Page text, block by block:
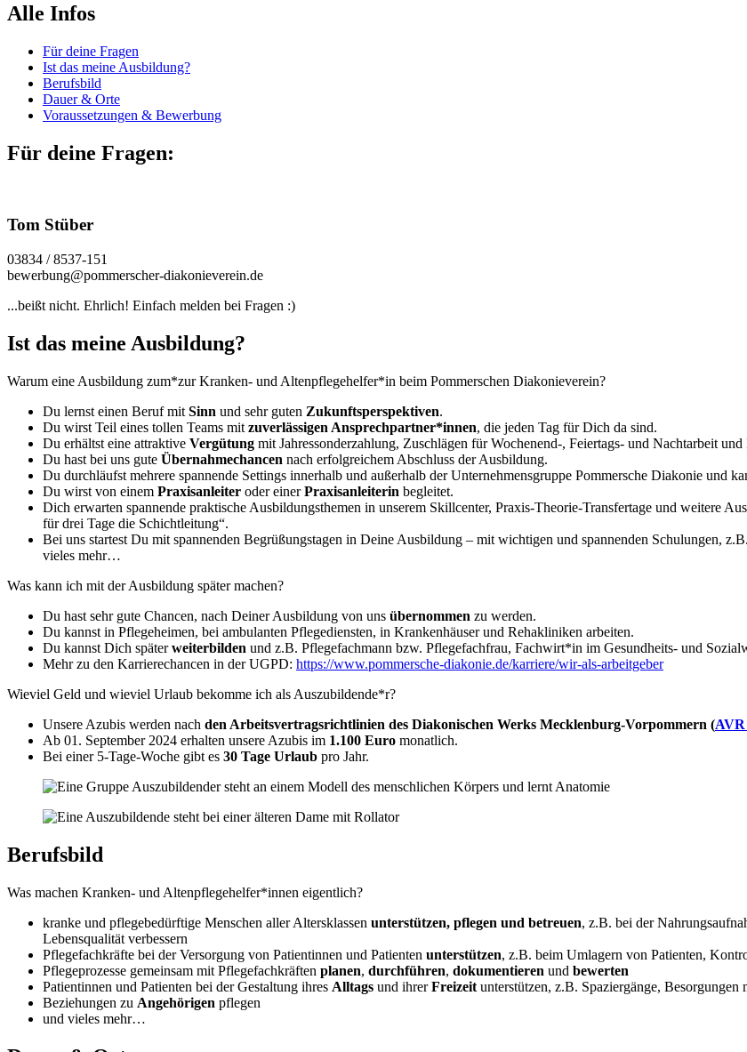
Alle Infos
Für deine Fragen
Ist das meine Ausbildung?
Berufsbild
Dauer & Orte
Voraussetzungen & Bewerbung
Für deine Fragen:
Tom Stüber
03834 / 8537-151
bewerbung@pommerscher-diakonieverein.de
...beißt nicht. Ehrlich! Einfach melden bei Fragen :)
Ist das meine Ausbildung?
Warum eine Ausbildung zum*zur Kranken- und Altenpflegehelfer*in beim Pommerschen Diakonieverein?
Du lernst einen Beruf mit Sinn und sehr guten Zukunftsperspektiven.
Du wirst Teil eines tollen Teams mit zuverlässigen Ansprechpartner*innen, die jeden Tag für Dich da sind.
Du erhältst eine attraktive Vergütung mit Jahressonderzahlung, Zuschlägen für Wochenend-, Feiertags- und Nachtarbeit
Du hast bei uns gute Übernahmechancen nach erfolgreichem Abschluss der Ausbildung.
Du durchläufst mehrere spannende Settings innerhalb und außerhalb der Unternehmensgruppe Pommersche Diakonie und
Du wirst von einem Praxisanleiter oder einerPraxisanleiterin begleitet.
Dich erwarten spannende praktische Ausbildungsthemen in unserem Skillcenter, Praxis-Theorie-Transfertage und weitere
für drei Tage die Schichtleitung“.
Bei uns startest Du mit spannenden Begrüßungstagen in Deine Ausbildung – mit wichtigen und spannenden Schulungen,
vieles mehr…
Was kann ich mit der Ausbildung später machen?
Du hast sehr gute Chancen, nach Deiner Ausbildung von uns übernommen zu werden.
Du kannst in Pflegeheimen, bei ambulanten Pflegediensten, in Krankenhäuser und Rehakliniken arbeiten.
Du kannst Dich späterweiterbilden und z.B. Pflegefachmann bzw. Pflegefachfrau, Fachwirt*in im Gesundheits- und
Mehr zu den Karrierechancen in der UGPD: https://www.pommersche-diakonie.de/karriere/wir-als-arbeitgeber
Wieviel Geld und wieviel Urlaub bekomme ich als Auszubildende*r?
Unsere Azubis werden nach den Arbeitsvertragsrichtlinien des Diakonischen Werks Mecklenburg-Vorpommern (
Ab 01. September 2024 erhalten unsere Azubis im 1.100 Euro monatlich.
Bei einer 5-Tage-Woche gibt es 30 Tage Urlaub pro Jahr.
Berufsbild
Was machen Kranken- und Altenpflegehelfer*innen eigentlich?
kranke und pflegebedürftige Menschen aller Altersklassen unterstützen, pflegen und betreuen, z.B. bei der
Lebensqualität verbessern
Pflegefachkräfte bei der Versorgung von Patientinnen und Patienten unterstützen, z.B. beim Umlagern von Patienten,
Pflegeprozesse gemeinsam mit Pflegefachkräften planen, durchführen, dokumentieren und bewerten
Patientinnen und Patienten bei der Gestaltung ihres Alltags und ihrerFreizeit unterstützen, z.B. Spaziergänge, Besorgungen
Beziehungen zu Angehörigen pflegen
und vieles mehr…